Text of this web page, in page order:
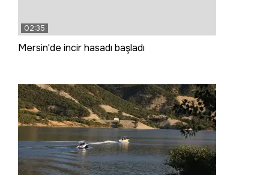
02:35
Mersin'de incir hasadı başladı